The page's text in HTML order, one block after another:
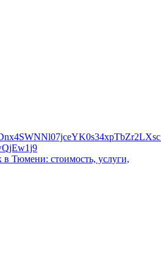
в Тюмени: стоимость, услуги,